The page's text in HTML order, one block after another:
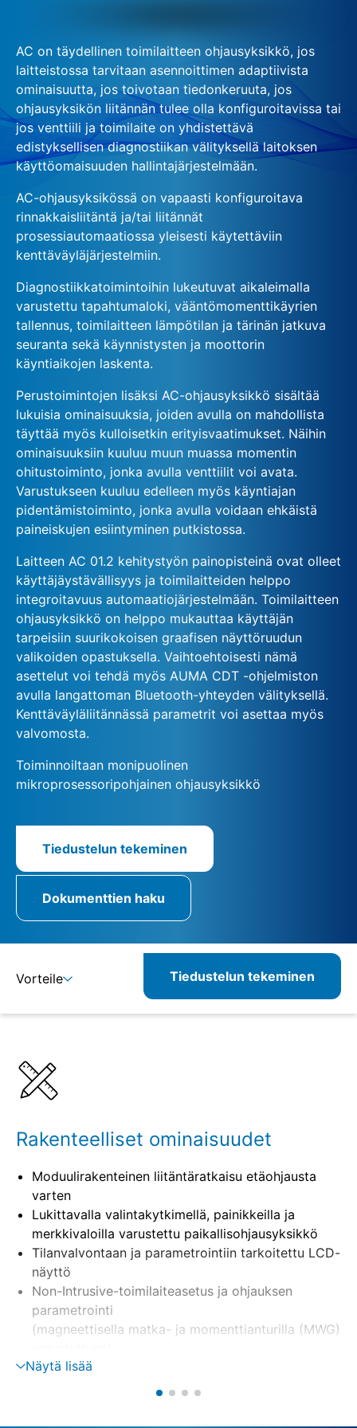
AC on täydellinen toimilaitteen ohjausyksikkö, jos
laitteistossa tarvitaan asennoittimen adaptiivista
ominaisuutta, jos toivotaan tiedonkeruuta, jos
ohjausyksikön liitännän tulee olla konfiguroitavissa tai
jos venttiili ja toimilaite on yhdistettävä
edistyksellisen diagnostiikan välityksellä laitoksen
käyttöomaisuuden hallintajärjestelmään.
AC-ohjausyksikössä on vapaasti konfiguroitava
rinnakkaisliitäntä ja/tai liitännät
prosessiautomaatiossa yleisesti käytettäviin
kenttäväyläjärjestelmiin.
Diagnostiikkatoimintoihin lukeutuvat aikaleimalla
varustettu tapahtumaloki, vääntömomenttikäyrien
tallennus, toimilaitteen lämpötilan ja tärinän jatkuva
seuranta sekä käynnistysten ja moottorin
käyntiaikojen laskenta.
Perustoimintojen lisäksi AC-ohjausyksikkö sisältää
lukuisia ominaisuuksia, joiden avulla on mahdollista
täyttää myös kulloisetkin erityisvaatimukset. Näihin
ominaisuuksiin kuuluu muun muassa momentin
ohitustoiminto, jonka avulla venttiilit voi avata.
Varustukseen kuuluu edelleen myös käyntiajan
pidentämistoiminto, jonka avulla voidaan ehkäistä
paineiskujen esiintyminen putkistossa.
Laitteen AC 01.2 kehitystyön painopisteinä ovat olleet
käyttäjäystävällisyys ja toimilaitteiden helppo
integroitavuus automaatiojärjestelmään. Toimilaitteen
ohjausyksikkö on helppo mukauttaa käyttäjän
tarpeisiin suurikokoisen graafisen näyttöruudun
valikoiden opastuksella. Vaihtoehtoisesti nämä
asettelut voi tehdä myös AUMA CDT -ohjelmiston
avulla langattoman Bluetooth-yhteyden välityksellä.
Kenttäväyläliitännässä parametrit voi asettaa myös
valvomosta.
Toiminnoiltaan monipuolinen
mikroprosessoripohjainen ohjausyksikkö
Tiedustelun tekeminen
Dokumenttien haku
Vorteile
Yhdisteltävät tuotteet
Tiedustelun tekeminen
Rakenteelliset ominaisuudet
Moduulirakenteinen liitäntäratkaisu etäohjausta
varten
Lukittavalla valintakytkimellä, painikkeilla ja
merkkivaloilla varustettu paikallisohjausyksikkö
Tilanvalvontaan ja parametrointiin tarkoitettu LCD-
näyttö
Non-Intrusive-toimilaiteasetus ja ohjauksen
parametrointi
(magneettisella matka- ja momenttianturilla (MWG)
Erillisasennus seinäpidikkeeseen
Moottorin ohjaus suunnanvaihtokontaktorien,
Vaiheenvalvonta, sis. automaattisen
Näytä lisää